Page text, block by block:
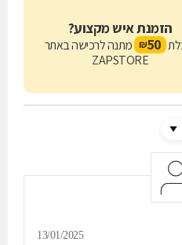
הזמנת איש מקצוע?
50
₪ מתנה לרכישה באתר
ZAPSTORE
13/01/2025